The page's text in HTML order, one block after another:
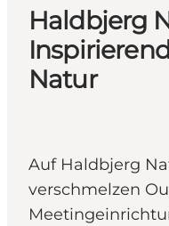
Highlights
Erlebnisse
Geschmack
Reiseplanung
Haldbjerg
Natur
Auf Haldbjerg
verschmelzen